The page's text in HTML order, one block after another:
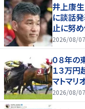
井上康
に談話
止に努め
2026/08/
０８年
１３万
マトマリ
2026/08/